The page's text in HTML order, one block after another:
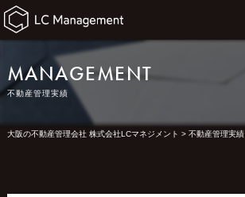
MANAGEMENT
不動産管理実績
大阪の不動産管理会社 株式会社LCマネジメント > 不動産管理実績